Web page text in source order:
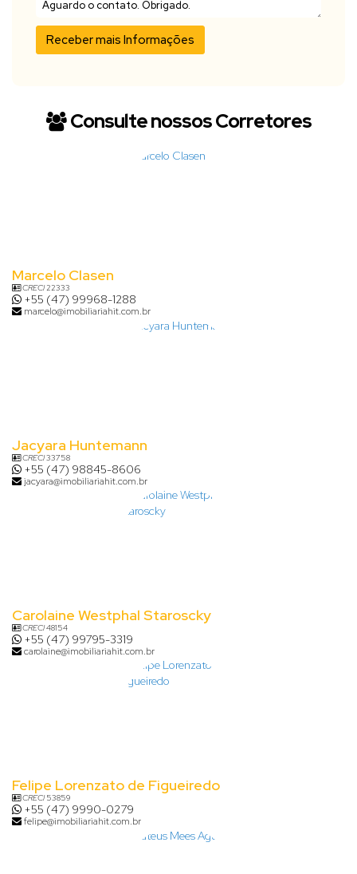
Consulte nossos Corretores
Marcelo Clasen
CRECI22333
+55 (47) 99968-1288
marcelo@imobiliariahit.com.br
Jacyara Huntemann
CRECI33758
+55 (47) 98845-8606
jacyara@imobiliariahit.com.br
Carolaine Westphal Staroscky
CRECI48154
+55 (47) 99795-3319
carolaine@imobiliariahit.com.br
Felipe Lorenzato de Figueiredo
CRECI53859
+55 (47) 9990-0279
felipe@imobiliariahit.com.br